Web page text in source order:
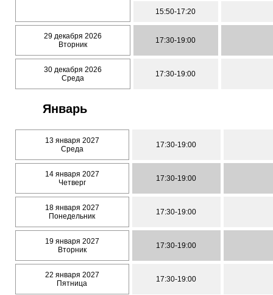
15:50-17:20
29 декабря 2026
Вторник
17:30-19:00
30 декабря 2026
Среда
17:30-19:00
Январь
13 января 2027
Среда
17:30-19:00
14 января 2027
Четверг
17:30-19:00
18 января 2027
Понедельник
17:30-19:00
19 января 2027
Вторник
17:30-19:00
22 января 2027
Пятница
17:30-19:00